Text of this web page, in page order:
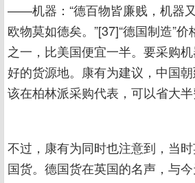
——机器：“德百物皆廉贱，机器
欧物莫如德矣。”[37]“德国制造”
之一，比美国便宜一半。要采购
好的货源地。康有为建议，中国
该在柏林派采购代表，可以省大半
不过，康有为同时也注意到，当
国货。德国货在英国的名声，与